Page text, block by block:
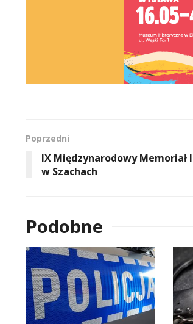
Poprzedni
IX Międzynarodowy
w Szachach
Podobne